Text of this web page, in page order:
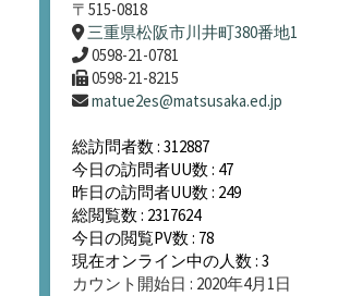
〒515-0818
三重県松阪市川井町380番地1
0598-21-0781
0598-21-8215
matue2es@matsusaka.ed.jp
総訪問者数 : 312887
今日の訪問者UU数 : 47
昨日の訪問者UU数 : 249
総閲覧数 : 2317624
今日の閲覧PV数 : 78
現在オンライン中の人数 : 3
カウント開始日 : 2020年4月1日